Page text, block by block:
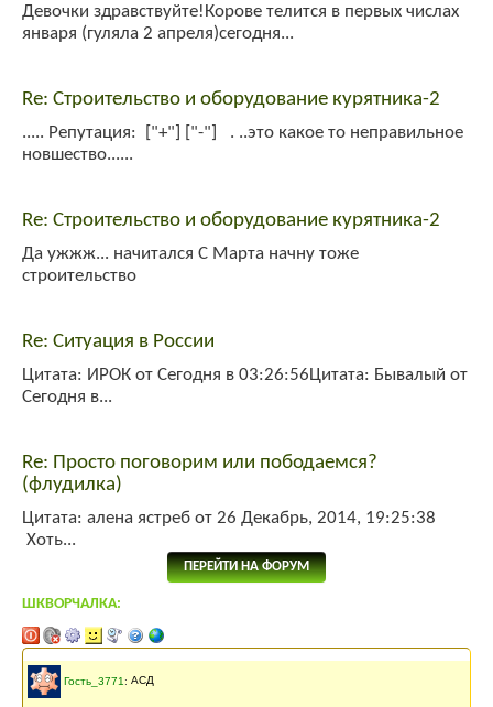
Девочки здравствуйте!Корове телится в первых числах
января (гуляла 2 апреля)сегодня...
Re: Строительство и оборудование курятника-2
..... Репутация: ["+"] ["-"] . ..это какое то неправильное
новшество......
Re: Строительство и оборудование курятника-2
Да ужжж... начитался С Марта начну тоже
строительство
Re: Ситуация в России
Цитата: ИРОК от Сегодня в 03:26:56Цитата: Бывалый от
Сегодня в...
Re: Просто поговорим или пободаемся?
(флудилка)
Цитата: алена ястреб от 26 Декабрь, 2014, 19:25:38
Хоть...
ПЕРЕЙТИ НА ФОРУМ
ШКВОРЧАЛКА:
Гость_3771 : АСД